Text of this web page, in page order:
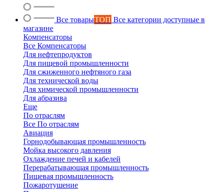
Все товарыТОП Все категории доступные в
магазине
Компенсаторы
Все Компенсаторы
Для нефтепродуктов
Для пищевой промышленности
Для сжиженного нефтяного газа
Для технической воды
Для химической промышленности
Для абразива
Еще
По отраслям
Все По отраслям
Авиация
Горнодобывающая промышленность
Мойка высокого давления
Охлаждение печей и кабелей
Перерабатывающая промышленность
Пищевая промышленность
Пожаротушение